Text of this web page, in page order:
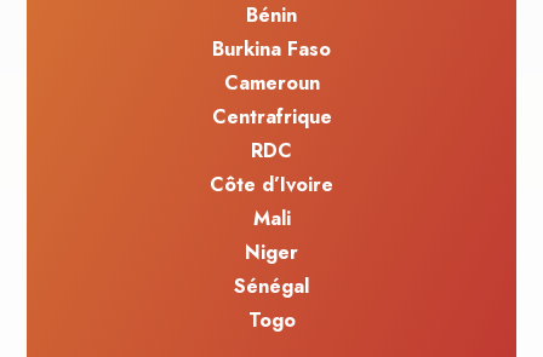
Bénin
Burkina Faso
Cameroun
Centrafrique
RDC
Côte d’Ivoire
Mali
Niger
Sénégal
Togo